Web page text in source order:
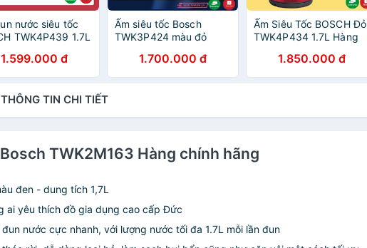
nước siêu tốc
TWK4P439 1.7L
hãng]
1.599.000 đ
Ấm siêu tốc Bosch
TWK3P424 màu đỏ
1.700.000 đ
Ấm Siêu Tốc BOSCH Đỏ
TWK4P434 1.7L Hàng
1.850.000 đ
THÔNG TIN CHI TIẾT
TWK2M163 Hàng chính hãng
đen - dung tích 1,7L
ai yêu thích đồ gia dụng cao cấp Đức
nước cực nhanh, với lượng nước tối đa 1.7L mỗi lần đun